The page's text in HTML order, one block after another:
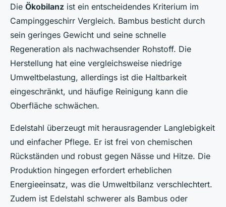
Die Ökobilanz ist ein entscheidendes Kriterium im
Campinggeschirr Vergleich. Bambus besticht durch
sein geringes Gewicht und seine schnelle
Regeneration als nachwachsender Rohstoff. Die
Herstellung hat eine vergleichsweise niedrige
Umweltbelastung, allerdings ist die Haltbarkeit
eingeschränkt, und häufige Reinigung kann die
Oberfläche schwächen.
Edelstahl überzeugt mit herausragender Langlebigkeit
und einfacher Pflege. Er ist frei von chemischen
Rückständen und robust gegen Nässe und Hitze. Die
Produktion hingegen erfordert erheblichen
Energieeinsatz, was die Umweltbilanz verschlechtert.
Zudem ist Edelstahl schwerer als Bambus oder